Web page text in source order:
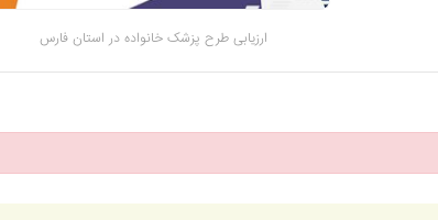
ارزیابی طرح پزشک خانواده در استان فارس